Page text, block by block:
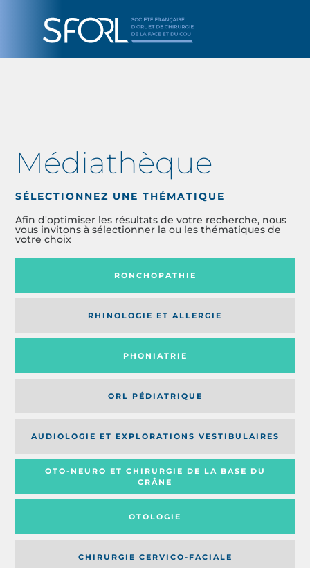
Médiathèque
SÉLECTIONNEZ UNE THÉMATIQUE
Afin d'optimiser les résultats de votre recherche, nous
vous invitons à sélectionner la ou les thématiques de
votre choix
RONCHOPATHIE
RHINOLOGIE ET ALLERGIE
PHONIATRIE
ORL PÉDIATRIQUE
AUDIOLOGIE ET EXPLORATIONS VESTIBULAIRES
OTO-NEURO ET CHIRURGIE DE LA BASE DU
CRÂNE
OTOLOGIE
CHIRURGIE CERVICO-FACIALE